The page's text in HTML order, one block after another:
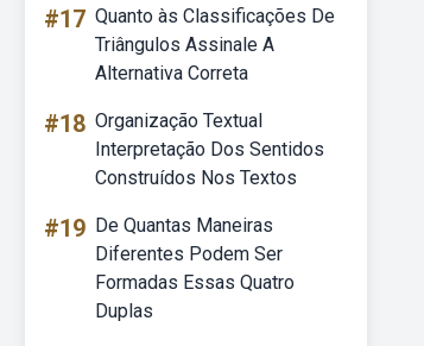
#17 Quanto às Classificações De
Triângulos Assinale A
Alternativa Correta
#18 Organização Textual
Interpretação Dos Sentidos
Construídos Nos Textos
#19 De Quantas Maneiras
Diferentes Podem Ser
Formadas Essas Quatro
Duplas